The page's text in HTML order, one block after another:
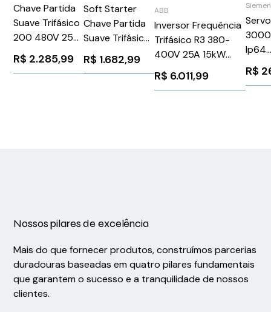
Chave Partida
Suave Trifásico
200 480V 25A
110/220V
Siemens
R$ 2.285,99
Soft Starter
Chave Partida
Suave Trifásica
Motores
24Vca/Vcc 25A
R$ 1.682,99
ABB
Inversor Frequência
Trifásico R3 380-
400V 25A 15kW
(20CV) IP20 S/Filtro
ABB
R$ 6.011,99
Ip64
R$
Nossos pilares de excelência
Mais do que fornecer produtos, construímos parcerias
duradouras baseadas em quatro pilares fundamentais
que garantem o sucesso e a tranquilidade de nossos
clientes.